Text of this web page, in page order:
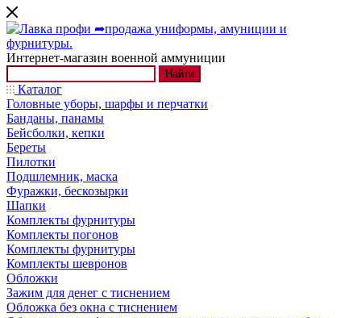
Интернет-магазин военной аммуниции
Найти
Каталог
Головные уборы, шарфы и перчатки
Банданы, панамы
Бейсболки, кепки
Береты
Пилотки
Подшлемник, маска
Фуражки, бескозырки
Шапки
Комплекты фурнитуры
Комплекты погонов
Комплекты фурнитуры
Комплекты шевронов
Обложки
Зажим для денег с тиснением
Обложка без окна с тиснением